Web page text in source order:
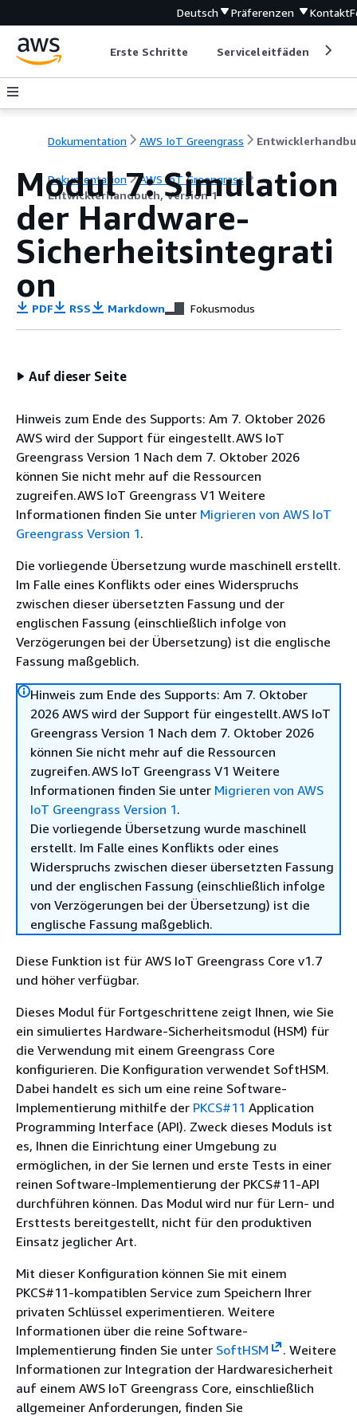
Deutsch Präferenzen Kontakt
Erste Schritte Serviceleitfäden
Dokumentation AWS IoT Greengrass
Dokumentation
AWS IoT Greengrass
Entwicklerhandbuch, Version 1
Modul 7: Simulation
der Hardware-
Sicherheitsintegrati
on
PDF RSS Markdown Fokusmodus
Auf dieser Seite
Hinweis zum Ende des Supports: Am 7. Oktober 2026
AWS wird der Support für eingestellt.AWS IoT
Greengrass Version 1 Nach dem 7. Oktober 2026
können Sie nicht mehr auf die Ressourcen
zugreifen.AWS IoT Greengrass V1 Weitere
Informationen finden Sie unter Migrieren von AWS IoT
Greengrass Version 1.
Die vorliegende Übersetzung wurde maschinell erstellt.
Im Falle eines Konflikts oder eines Widerspruchs
zwischen dieser übersetzten Fassung und der
englischen Fassung (einschließlich infolge von
Verzögerungen bei der Übersetzung) ist die englische
Fassung maßgeblich.
Hinweis zum Ende des Supports: Am 7. Oktober
2026 AWS wird der Support für eingestellt.AWS IoT
Greengrass Version 1 Nach dem 7. Oktober 2026
können Sie nicht mehr auf die Ressourcen
zugreifen.AWS IoT Greengrass V1 Weitere
Informationen finden Sie unter Migrieren von AWS
IoT Greengrass Version 1.
Die vorliegende Übersetzung wurde maschinell
erstellt. Im Falle eines Konflikts oder eines
Widerspruchs zwischen dieser übersetzten Fassung
und der englischen Fassung (einschließlich infolge
von Verzögerungen bei der Übersetzung) ist die
englische Fassung maßgeblich.
Diese Funktion ist für AWS IoT Greengrass Core v1.7
und höher verfügbar.
Dieses Modul für Fortgeschrittene zeigt Ihnen, wie Sie
ein simuliertes Hardware-Sicherheitsmodul (HSM) für
die Verwendung mit einem Greengrass Core
konfigurieren. Die Konfiguration verwendet SoftHSM.
Dabei handelt es sich um eine reine Software-
Implementierung mithilfe der PKCS#11 Application
Programming Interface (API). Zweck dieses Moduls ist
es, Ihnen die Einrichtung einer Umgebung zu
ermöglichen, in der Sie lernen und erste Tests in einer
reinen Software-Implementierung der PKCS#11-API
durchführen können. Das Modul wird nur für Lern- und
Ersttests bereitgestellt, nicht für den produktiven
Einsatz jeglicher Art.
Mit dieser Konfiguration können Sie mit einem
PKCS#11-kompatiblen Service zum Speichern Ihrer
privaten Schlüssel experimentieren. Weitere
Informationen über die reine Software-
Implementierung finden Sie unter SoftHSM
. Weitere
Informationen zur Integration der Hardwaresicherheit
auf einem AWS IoT Greengrass Core, einschließlich
allgemeiner Anforderungen, finden Sie